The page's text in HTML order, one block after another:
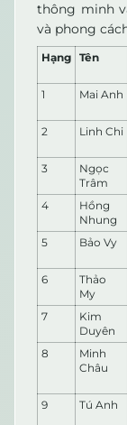
thông minh
và phong
Hạng Tên
1
Mai Anh
2
Linh Chi
3
Ngọc
Trâm
4
Hồng
Nhung
5
Bảo Vy
6
Thảo
My
7
Kim
Duyên
8
Minh
Châu
9
Tú Anh